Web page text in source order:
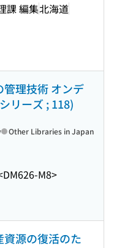
課 編集北海道
理技術 オンデ
リーズ ; 118)
M8>
Other Libraries in Japan
源の復活のた